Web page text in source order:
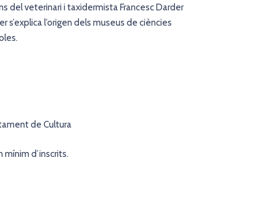
del veterinari i taxidermista Francesc Darder
s’explica l’origen dels museus de ciències
de Cultura
mínim d’inscrits.